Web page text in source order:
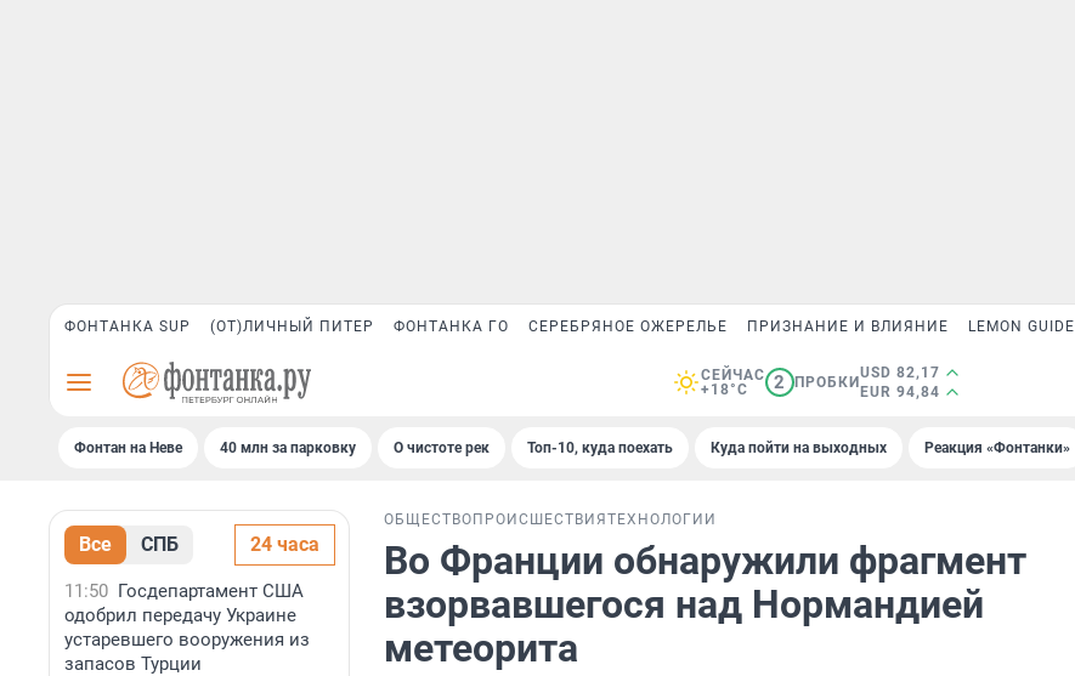
ФОНТАНКА SUP (ОТ)ЛИЧНЫЙ ПИТЕР ФОНТАНКА ГО СЕРЕБРЯНОЕ ОЖЕРЕЛЬЕ ПРИЗНАНИЕ И ВЛИЯНИЕ LEMON GUIDE
СЕЙЧАС
+18°C
2 ПРОБКИ
USD 82,17
EUR 94,84
Фонтан на Неве 40 млн за парковку О чистоте рек Топ-10, куда поехать Куда пойти на выходных Реакция «Фонтанки»
Все СПБ 24 часа
11:50 Госдепартамент США
одобрил передачу Украине
устаревшего вооружения из
запасов Турции
ОБЩЕСТВО ПРОИСШЕСТВИЯ ТЕХНОЛОГИИ
Во Франции обнаружили фрагмент
взорвавшегося над Нормандией
метеорита